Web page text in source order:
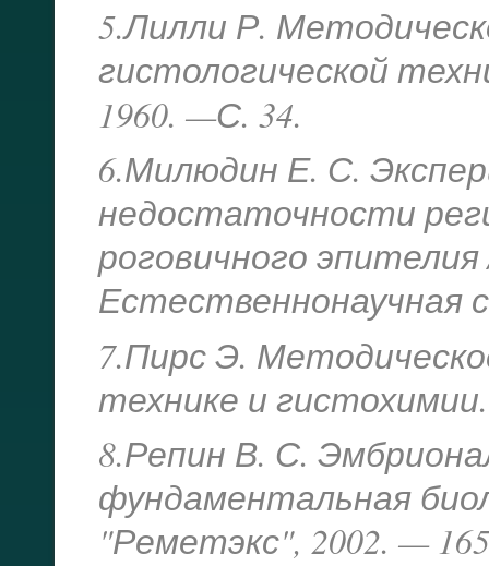
5.Лилли Р.
гистологической
1960. —С. 34.
6.Милюдин Е. С.
недостаточности
роговичного
Естественнонаучная
7.Пирс Э.
технике и
8.Репин В. С.
фундаментальная
"Реметэкс", 2002. —